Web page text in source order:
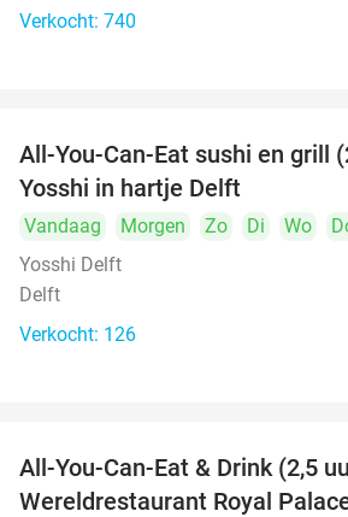
Verkocht: 740
All-You-Can-Eat sushi en grill
Yosshi in hartje Delft
Vandaag Morgen Zo Di Wo
Yosshi Delft
Delft
Verkocht: 126
All-You-Can-Eat & Drink (2,5
Wereldrestaurant Royal